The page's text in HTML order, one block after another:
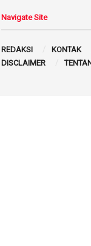
Navigate Site
REDAKSI KONTAK
DISCLAIMER